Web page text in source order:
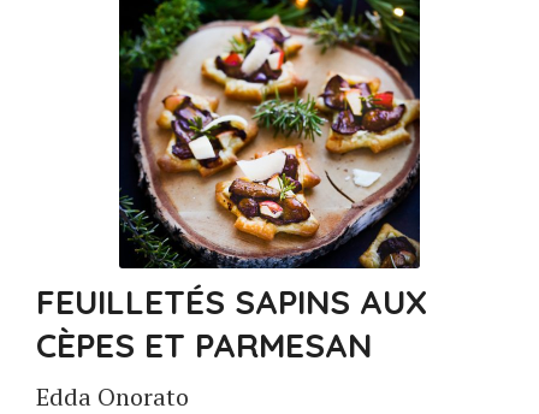
FEUILLETÉS SAPINS AUX
CÈPES ET PARMESAN
Edda Onorato